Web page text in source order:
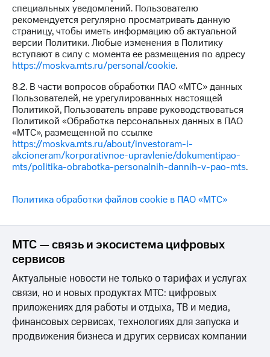
специальных уведомлений. Пользователю
рекомендуется регулярно просматривать данную
страницу, чтобы иметь информацию об актуальной
версии Политики. Любые изменения в Политику
вступают в силу с момента ее размещения по адресу
https://moskva.mts.ru/personal/cookie.
8.2. В части вопросов обработки ПАО «МТС» данных
Пользователей, не урегулированных настоящей
Политикой, Пользователь вправе руководствоваться
Политикой «Обработка персональных данных в ПАО
«МТС», размещенной по ссылке
https://moskva.mts.ru/about/investoram-i-
akcioneram/korporativnoe-upravlenie/dokumentipao-
mts/politika-obrabotka-personalnih-dannih-v-pao-mts.
Политика обработки файлов cookie в ПАО «МТС»
МТС — связь и экосистема цифровых
сервисов
Актуальные новости не только о тарифах и услугах
связи, но и новых продуктах МТС: цифровых
приложениях для работы и отдыха, ТВ и медиа,
финансовых сервисах, технологиях для запуска и
продвижения бизнеса и других сервисах компании